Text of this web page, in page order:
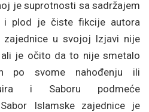
je suprotnosti sa sadržajem
i plod je čiste fikcije autora
zajednice u svojoj Izjavi nije
je očito da to nije smetalo
po svome nahođenju ili
i Saboru podmeće
Islamske zajednice je